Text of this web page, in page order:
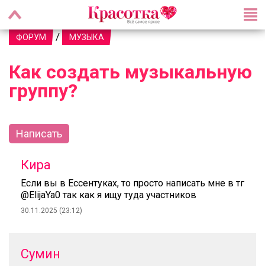
ФОРУМ / МУЗЫКА
Как создать музыкальную
группу?
Написать
Кира
Если вы в Ессентуках, то просто написать мне в тг
@ElijaYa0 так как я ищу туда участников
30.11.2025 (23:12)
Сумин